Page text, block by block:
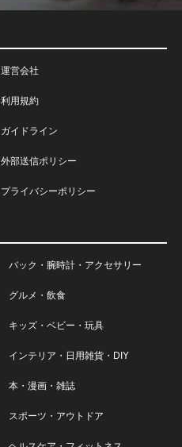
運営会社
利用規約
ガイドライン
外部送信ポリシー
プライバシーポリシー
バック・腕時計・アクセサリー
グルメ・飲食
キッズ・ベビー・玩具
インテリア・日用雑貨・DIY
本・漫画・雑誌
スポーツ・アウトドア